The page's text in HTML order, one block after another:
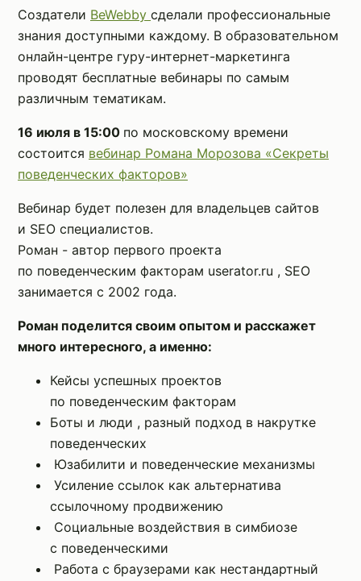
Создатели BeWebby сделали профессиональные
знания доступными каждому. В образовательном
онлайн-центре гуру-интернет-маркетинга
проводят бесплатные вебинары по самым
различным тематикам.
16 июля в 15:00 по московскому времени
состоится вебинар Романа Морозова «Секреты
поведенческих факторов»
Вебинар будет полезен для владельцев сайтов
и SEO специалистов.
Роман - автор первого проекта
по поведенческим факторам userator.ru , SEO
занимается с 2002 года.
Роман поделится своим опытом и расскажет
много интересного, а именно:
Кейсы успешных проектов
по поведенческим факторам
Боты и люди , разный подход в накрутке
поведенческих
Юзабилити и поведенческие механизмы
Усиление ссылок как альтернатива
ссылочному продвижению
Социальные воздействия в симбиозе
с поведенческими
Работа с браузерами как нестандартный